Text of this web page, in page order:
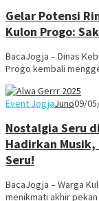
Gelar Potensi
Kulon Progo:
BacaJogja – Dinas
Progo kembali
Event JogjaJuno09/
Nostalgia Seru
Hadirkan
Seru!
BacaJogja – Warga
menikmati akhir